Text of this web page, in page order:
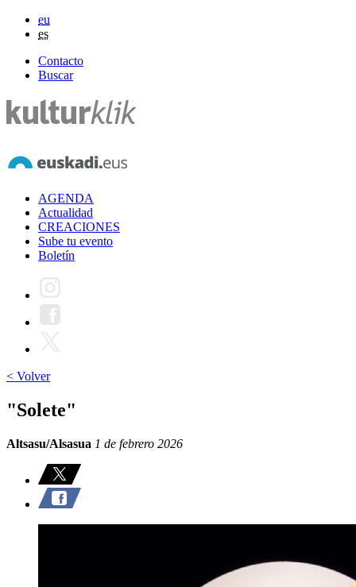
eu
es
Contacto
Buscar
AGENDA
Actualidad
CREACIONES
Sube tu evento
Boletín
< Volver
"Solete"
Altsasu/Alsasua 1 de febrero 2026